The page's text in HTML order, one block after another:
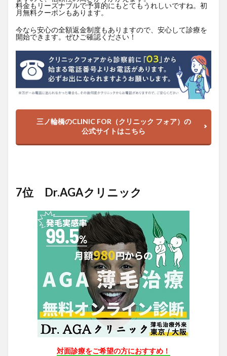
料金もリーズナブルで予算的にもとてもうれしいですね。初
月無料クーポンもあります。
今なら安心の全額返金制度もありますので、安心して診療を
開始できます。ぜひご確認ください！
三ノ輪橋のCLINIC FOR（クリニック フォア）の
公式サイトはこちら
7位 Dr.AGAクリニック
対面診療をご希望の方におすすめ！